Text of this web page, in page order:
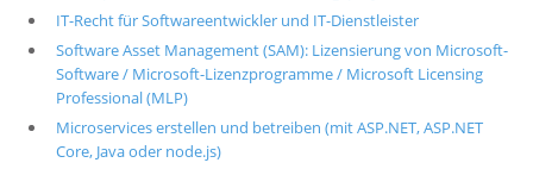
IT-Recht für Softwareentwickler und IT-Dienstleister
Software Asset Management (SAM): Lizensierung von Microsoft-
Software / Microsoft-Lizenzprogramme / Microsoft Licensing
Professional (MLP)
Microservices erstellen und betreiben (mit ASP.NET, ASP.NET
Core, Java oder node.js)